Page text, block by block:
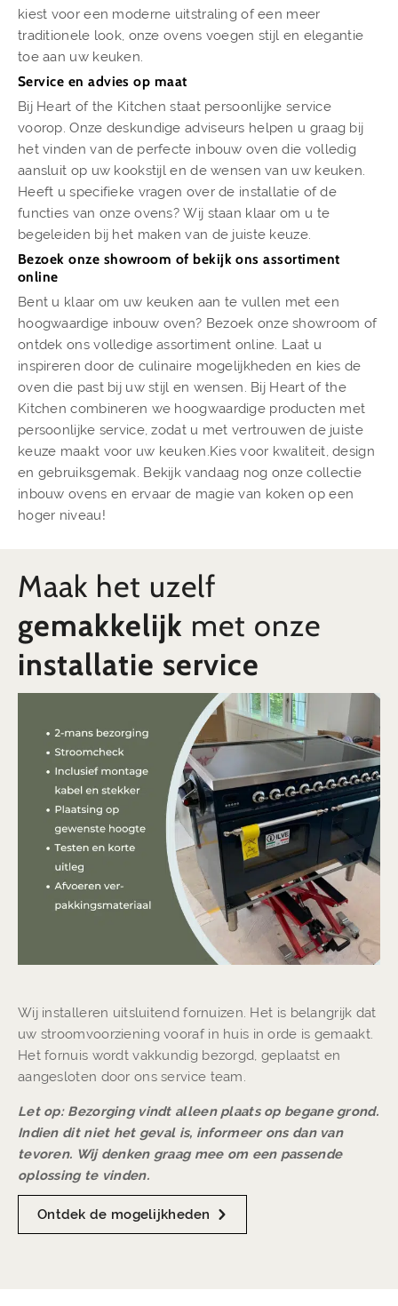
kiest voor een moderne uitstraling of een meer
traditionele look, onze ovens voegen stijl en elegantie
toe aan uw keuken.
Service en advies op maat
Bij Heart of the Kitchen staat persoonlijke service
voorop. Onze deskundige adviseurs helpen u graag bij
het vinden van de perfecte inbouw oven die volledig
aansluit op uw kookstijl en de wensen van uw keuken.
Heeft u specifieke vragen over de installatie of de
functies van onze ovens? Wij staan klaar om u te
begeleiden bij het maken van de juiste keuze.
Bezoek onze showroom of bekijk ons assortiment
online
Bent u klaar om uw keuken aan te vullen met een
hoogwaardige inbouw oven? Bezoek onze showroom of
ontdek ons volledige assortiment online. Laat u
inspireren door de culinaire mogelijkheden en kies de
oven die past bij uw stijl en wensen. Bij Heart of the
Kitchen combineren we hoogwaardige producten met
persoonlijke service, zodat u met vertrouwen de juiste
keuze maakt voor uw keuken.Kies voor kwaliteit, design
en gebruiksgemak. Bekijk vandaag nog onze collectie
inbouw ovens en ervaar de magie van koken op een
hoger niveau!
Maak het uzelf
gemakkelijk met onze
installatie service
Wij installeren uitsluitend fornuizen. Het is belangrijk dat
uw stroomvoorziening vooraf in huis in orde is gemaakt.
Het fornuis wordt vakkundig bezorgd, geplaatst en
aangesloten door ons service team.
Let op: Bezorging vindt alleen plaats op begane grond.
Indien dit niet het geval is, informeer ons dan van
tevoren. Wij denken graag mee om een passende
oplossing te vinden.
Ontdek de mogelijkheden